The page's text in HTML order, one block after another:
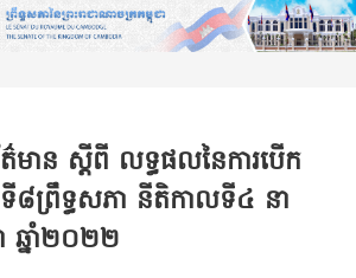
មាន ស្តីពី លទ្ធផលនៃការបើក
ព្រឹទ្ធសភា នីតិកាលទី៤ នា
ឆ្នាំ២០២២